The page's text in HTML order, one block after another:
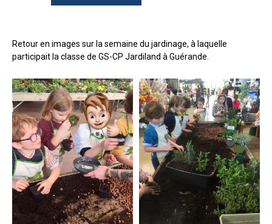
Retour en images sur la semaine du jardinage, à laquelle
participait la classe de GS-CP Jardiland à Guérande.